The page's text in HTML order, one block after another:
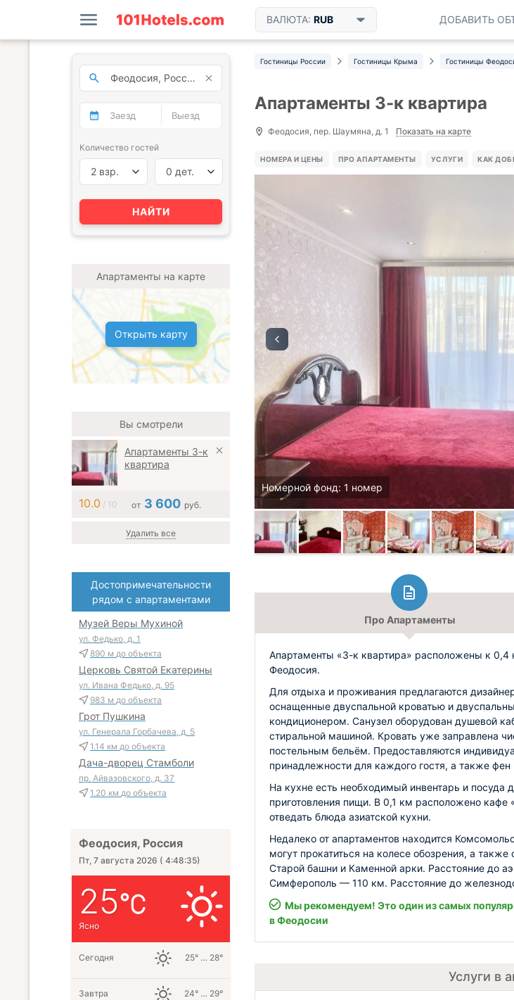
ВАЛЮТА: RUB ДОБАВИТЬ
Гостиницы России Гостиницы Крыма Гостиницы
Апартаменты 3-к квартира
Феодосия, пер. Шаумяна, д. 1 Показать на карте
НОМЕРА И ЦЕНЫ ПРО АПАРТАМЕНТЫ УСЛУГИ КАК
Номерной фонд: 1 номер
Про Апартаменты
Апартаменты «3-к квартира» расположены к 0,4
Феодосия.
Для отдыха и проживания предлагаются
оснащенные двуспальной кроватью и
кондиционером. Санузел оборудован душевой
стиральной машиной. Кровать уже заправлена
постельным бельём. Предоставляются
принадлежности для каждого гостя, а также фен
На кухне есть необходимый инвентарь и посуда
приготовления пищи. В 0,1 км расположено кафе
отведать блюда азиатской кухни.
Недалеко от апартаментов находится
могут прокатиться на колесе обозрения, а
Старой башни и Каменной арки. Расстояние до
Симферополь — 110 км. Расстояние до
Мы рекомендуем! Это один из самых
в Феодосии
Услуги в
Количество гостей
2 взр. 0 дет.
НАЙТИ
Апартаменты на карте
Открыть карту
Вы смотрели
Апартаменты 3-к
квартира
10.0 / 10 от 3 600 руб.
Удалить все
Достопримечательности
рядом с апартаментами
Музей Веры Мухиной
ул. Федько, д. 1
890 м до объекта
Церковь Святой Екатерины
ул. Ивана Федько, д. 95
983 м до объекта
Грот Пушкина
ул. Генерала Горбачева, д. 5
1.14 км до объекта
Дача-дворец Стамболи
пр. Айвазовского, д. 37
1.20 км до объекта
Феодосия, Россия
Пт, 7 августа 2026 ( 4:48:36)
25
Ясно
Сегодня 25° … 28°
Завтра 24° … 29°